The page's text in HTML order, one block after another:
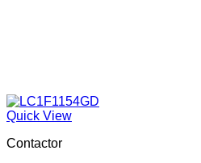
Quick View
Contactor